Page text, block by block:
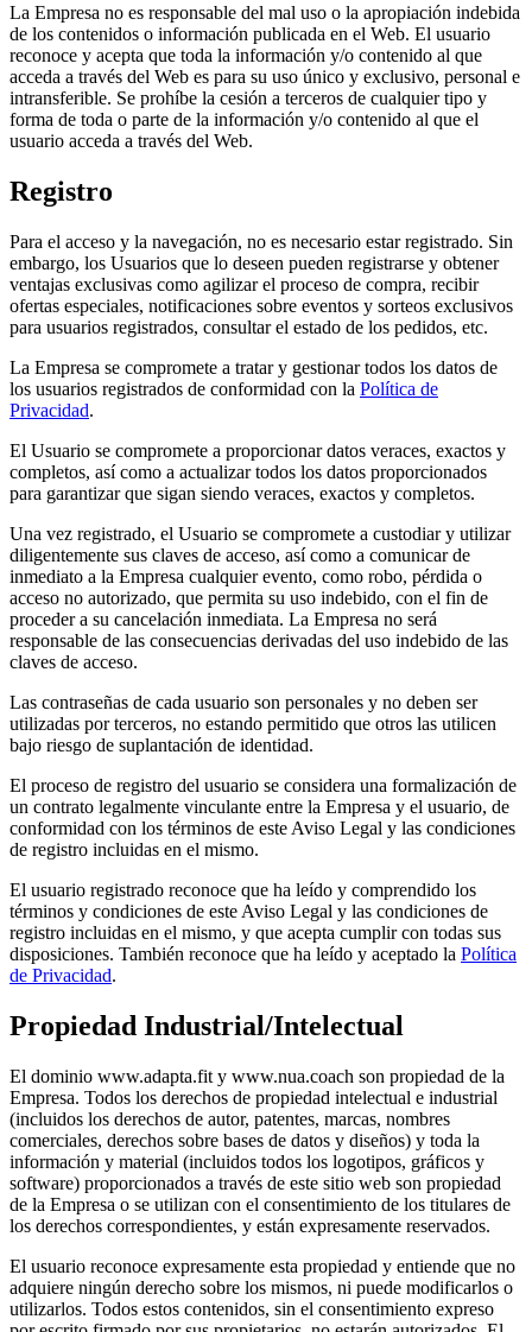
La Empresa no es responsable del mal uso o la apropiación indebida
de los contenidos o información publicada en el Web. El usuario
reconoce y acepta que toda la información y/o contenido al que
acceda a través del Web es para su uso único y exclusivo, personal e
intransferible. Se prohíbe la cesión a terceros de cualquier tipo y
forma de toda o parte de la información y/o contenido al que el
usuario acceda a través del Web.
Registro
Para el acceso y la navegación, no es necesario estar registrado. Sin
embargo, los Usuarios que lo deseen pueden registrarse y obtener
ventajas exclusivas como agilizar el proceso de compra, recibir
ofertas especiales, notificaciones sobre eventos y sorteos exclusivos
para usuarios registrados, consultar el estado de los pedidos, etc.
La Empresa se compromete a tratar y gestionar todos los datos de
los usuarios registrados de conformidad con la Política de
Privacidad.
El Usuario se compromete a proporcionar datos veraces, exactos y
completos, así como a actualizar todos los datos proporcionados
para garantizar que sigan siendo veraces, exactos y completos.
Una vez registrado, el Usuario se compromete a custodiar y utilizar
diligentemente sus claves de acceso, así como a comunicar de
inmediato a la Empresa cualquier evento, como robo, pérdida o
acceso no autorizado, que permita su uso indebido, con el fin de
proceder a su cancelación inmediata. La Empresa no será
responsable de las consecuencias derivadas del uso indebido de las
claves de acceso.
Las contraseñas de cada usuario son personales y no deben ser
utilizadas por terceros, no estando permitido que otros las utilicen
bajo riesgo de suplantación de identidad.
El proceso de registro del usuario se considera una formalización de
un contrato legalmente vinculante entre la Empresa y el usuario, de
conformidad con los términos de este Aviso Legal y las condiciones
de registro incluidas en el mismo.
El usuario registrado reconoce que ha leído y comprendido los
términos y condiciones de este Aviso Legal y las condiciones de
registro incluidas en el mismo, y que acepta cumplir con todas sus
disposiciones. También reconoce que ha leído y aceptado la Política
de Privacidad.
Propiedad Industrial/Intelectual
El dominio www.adapta.fit y www.nua.coach son propiedad de la
Empresa. Todos los derechos de propiedad intelectual e industrial
(incluidos los derechos de autor, patentes, marcas, nombres
comerciales, derechos sobre bases de datos y diseños) y toda la
información y material (incluidos todos los logotipos, gráficos y
software) proporcionados a través de este sitio web son propiedad
de la Empresa o se utilizan con el consentimiento de los titulares de
los derechos correspondientes, y están expresamente reservados.
El usuario reconoce expresamente esta propiedad y entiende que no
adquiere ningún derecho sobre los mismos, ni puede modificarlos o
utilizarlos. Todos estos contenidos, sin el consentimiento expreso